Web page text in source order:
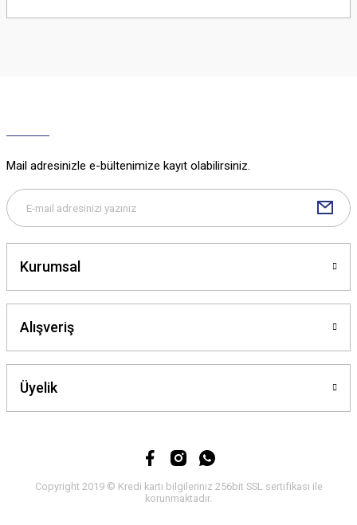
yetersiz gördüğünüz noktaları öneri formunu kullanarak tarafımıza
Bu ürüne benzer farklı alternatifler olmalı.
Mail adresinizle e-bültenimize kayıt olabilirsiniz.
Kurumsal
Alışveriş
Üyelik
Copyright 2019 © Kredi kartı bilgileriniz 256bit SSL sertifikası ile
korunmaktadır.